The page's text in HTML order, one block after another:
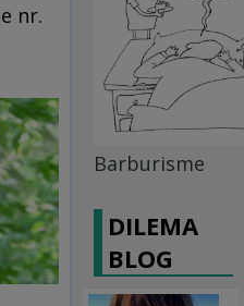
nr.
Barburisme
DILEMA
BLOG